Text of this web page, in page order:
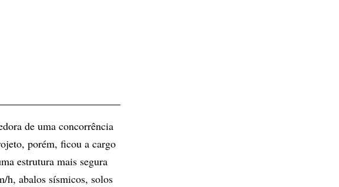
de uma concorrência
porém, ficou a cargo
estrutura mais segura
h, abalos sísmicos, solos